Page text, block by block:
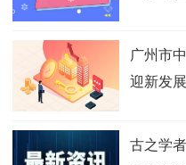
广州市
迎新发
古之学